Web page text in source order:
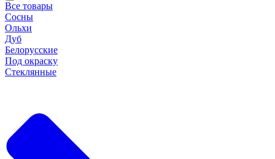
Все товары
Сосны
Ольхи
Дуб
Белорусские
Под окраску
Стеклянные